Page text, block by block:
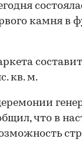
камня в
кв. м.
что в